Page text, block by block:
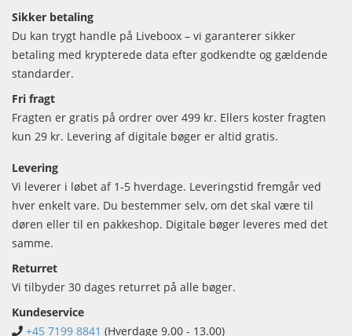
Sikker betaling
Du kan trygt handle på Liveboox – vi garanterer sikker
betaling med krypterede data efter godkendte og gældende
standarder.
Fri fragt
Fragten er gratis på ordrer over 499 kr. Ellers koster fragten
kun 29 kr. Levering af digitale bøger er altid gratis.
Levering
Vi leverer i løbet af 1-5 hverdage. Leveringstid fremgår ved
hver enkelt vare. Du bestemmer selv, om det skal være til
døren eller til en pakkeshop. Digitale bøger leveres med det
samme.
Returret
Vi tilbyder 30 dages returret på alle bøger.
Kundeservice
+45 7199 8841 (Hverdage 9.00 - 13.00)